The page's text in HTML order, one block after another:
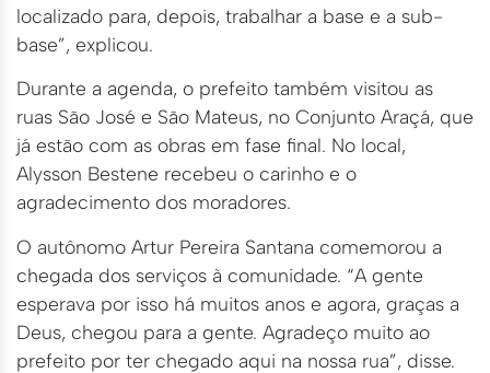
localizado para, depois, trabalhar a base e a sub-
base”, explicou.
Durante a agenda, o prefeito também visitou as
ruas São José e São Mateus, no Conjunto Araçá, que
já estão com as obras em fase final. No local,
Alysson Bestene recebeu o carinho e o
agradecimento dos moradores.
O autônomo Artur Pereira Santana comemorou a
chegada dos serviços à comunidade. “A gente
esperava por isso há muitos anos e agora, graças a
Deus, chegou para a gente. Agradeço muito ao
prefeito por ter chegado aqui na nossa rua”, disse.